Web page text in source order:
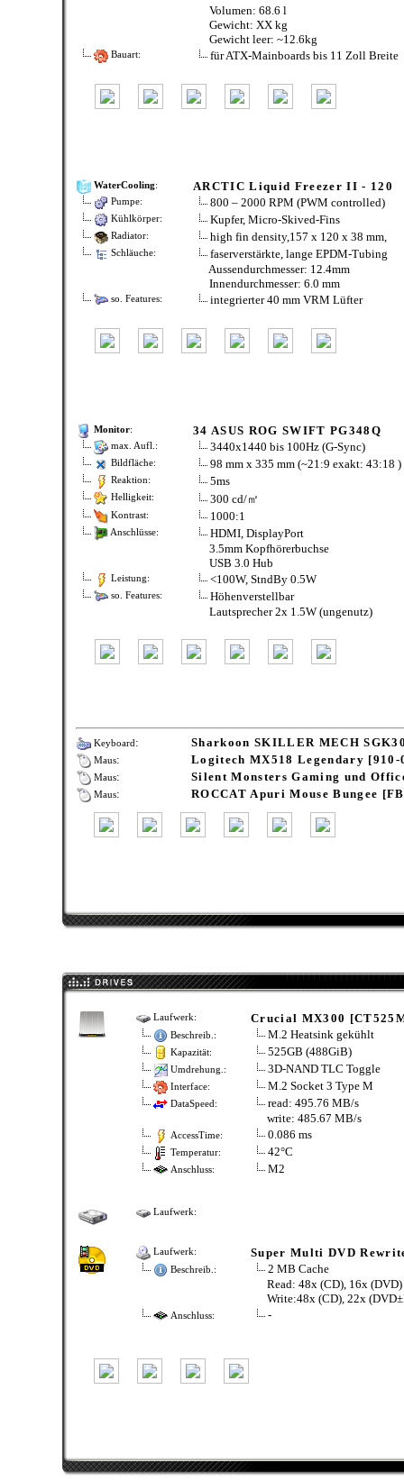
Volumen: 68.6 l
Gewicht: XX kg
Gewicht leer: ~12.6kg
Bauart: für ATX-Mainboards bis 11 Zoll Breite
WaterCooling: ARCTIC Liquid Freezer II - 120
Pumpe: 800 – 2000 RPM (PWM controlled)
Kühlkörper: Kupfer, Micro-Skived-Fins
Radiator: high fin density,157 x 120 x 38 mm,
Schläuche:
faserverstärkte, lange EPDM-Tubing
Aussendurchmesser: 12.4mm
Innendurchmesser: 6.0 mm
so. Features: integrierter 40 mm VRM Lüfter
Monitor: 34 ASUS ROG SWIFT PG348Q
max. Aufl.: 3440x1440 bis 100Hz (G-Sync)
Bildfläche: 98 mm x 335 mm (~21:9 exakt: 43:18 )
Reaktion: 5ms
Helligkeit: 300 cd/㎡
Kontrast: 1000:1
Anschlüsse:
HDMI, DisplayPort
3.5mm Kopfhörerbuchse
USB 3.0 Hub
Leistung: <100W, StndBy 0.5W
so. Features:
Höhenverstellbar
Lautsprecher 2x 1.5W (ungenutz)
Keyboard: Sharkoon SKILLER MECH
Maus: Logitech MX518 Legendary [910-
Maus: Silent Monsters Gaming und
Maus: ROCCAT Apuri Mouse Bungee
Laufwerk: Crucial MX300
Beschreib.: M.2 Heatsink gekühlt
Kapazität: 525GB (488GiB)
Umdrehung.: 3D-NAND TLC Toggle
Interface: M.2 Socket 3 Type M
DataSpeed:
read: 495.76 MB/s
write: 485.67 MB/s
AccessTime: 0.086 ms
Temperatur: 42°C
Anschluss: M2
Laufwerk:
Laufwerk: Super Multi DVD
Beschreib.:
2 MB Cache
Read: 48x (CD), 16x (DVD)
Write:48x (CD), 22x
Anschluss: -